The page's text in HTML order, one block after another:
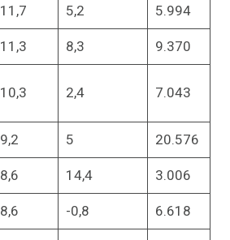
11,7 5,2
5.994
11,3 8,3 9.370
10,3 2,4 7.043
9,2 5
20.576
8,6 14,4
3.006
8,6 -0,8
6.618